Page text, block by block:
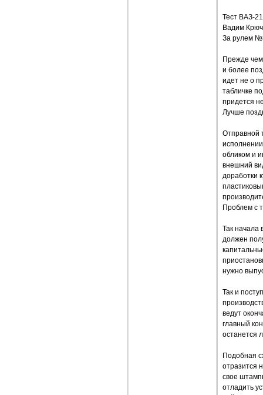
Тест ВАЗ-
Вадим
За рулем
Прежде чем
и более
идет не о
табличке
придется
Лучше
Отправной
обликом и
внешний
доработки
Проблем с
Так начала
должен
нужно
Так и
ведут
главный
останется
Подобная
отразится
свое
отладить